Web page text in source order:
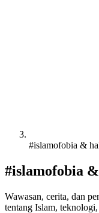
#islamofobia &
#islamofobia
Wawasan, cerita, dan
tentang Islam,